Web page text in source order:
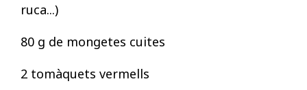
ruca...)
80 g de mongetes cuites
2 tomàquets vermells